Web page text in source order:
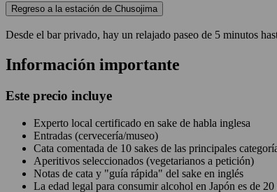
Regreso a la estación de Chusojima
Desde el bar privado, hay un relajado paseo de 5 minutos
Información importante
Este precio incluye
Experto local certificado en sake de habla inglesa
Entradas (cervecería/museo)
Cata comentada de 10 sakes de las principales
Aperitivos seleccionados (vegetarianos a petición)
Notas de cata y "guía rápida" del sake en inglés
La edad legal para consumir alcohol en Japón es de